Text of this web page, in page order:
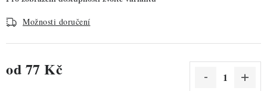
Možnosti doručení
od 77 Kč